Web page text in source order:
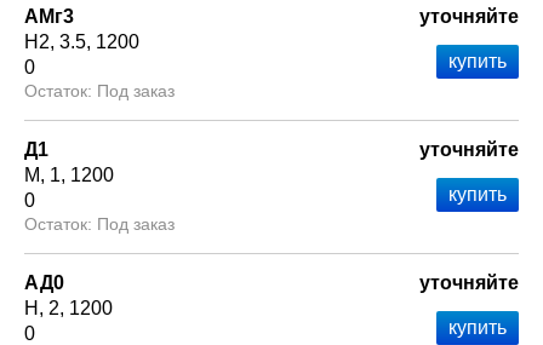
АМг3
Н2 3.5 1200
0
Под заказ
уточняйте
Д1
М
1 1200
0
Под заказ
уточняйте
АД0
Н
2 1200
0
уточняйте